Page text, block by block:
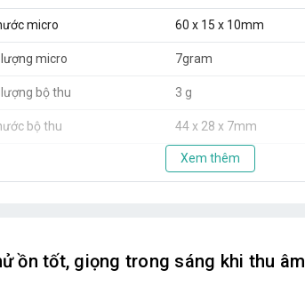
micro 60 x 15 x 10mm
micro 7gram
bộ thu 3 g
bộ thu 44 x 28 x 7mm
Xem thêm
ồn tốt, giọng trong sáng khi thu âm